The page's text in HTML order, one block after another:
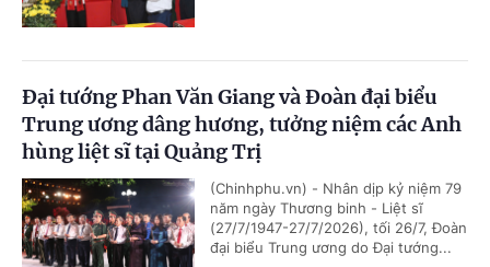
Đại tướng Phan Văn Giang và Đoàn đại biểu
Trung ương dâng hương, tưởng niệm các Anh
hùng liệt sĩ tại Quảng Trị
(Chinhphu.vn) - Nhân dịp kỷ niệm 79
năm ngày Thương binh - Liệt sĩ
(27/7/1947-27/7/2026), tối 26/7, Đoàn
đại biểu Trung ương do Đại tướng...